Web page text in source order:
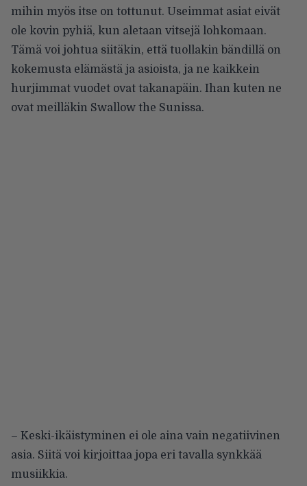
mihin myös itse on tottunut. Useimmat asiat eivät
ole kovin pyhiä, kun aletaan vitsejä lohkomaan.
Tämä voi johtua siitäkin, että tuollakin bändillä on
kokemusta elämästä ja asioista, ja ne kaikkein
hurjimmat vuodet ovat takanapäin. Ihan kuten ne
ovat meilläkin Swallow the Sunissa.
– Keski-ikäistyminen ei ole aina vain negatiivinen
asia. Siitä voi kirjoittaa jopa eri tavalla synkkää
musiikkia.